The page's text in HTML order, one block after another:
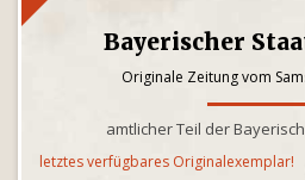
Bayerischer
Originale Zeitung vom
amtlicher Teil der
letztes verfügbares Originalexemplar!